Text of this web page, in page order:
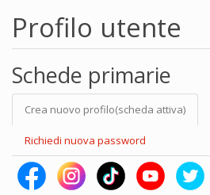
Profilo utente
Schede primarie
Crea nuovo profilo(scheda attiva)
Richiedi nuova password